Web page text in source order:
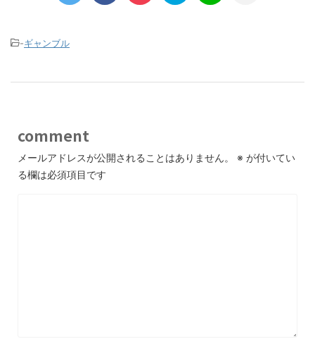
-ギャンブル
comment
メールアドレスが公開されることはありません。 ※ が付いてい
る欄は必須項目です